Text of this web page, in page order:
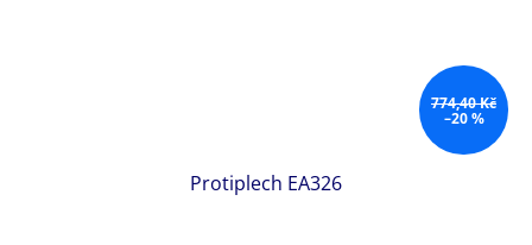
774,40 Kč
–20 %
Protiplech EA326